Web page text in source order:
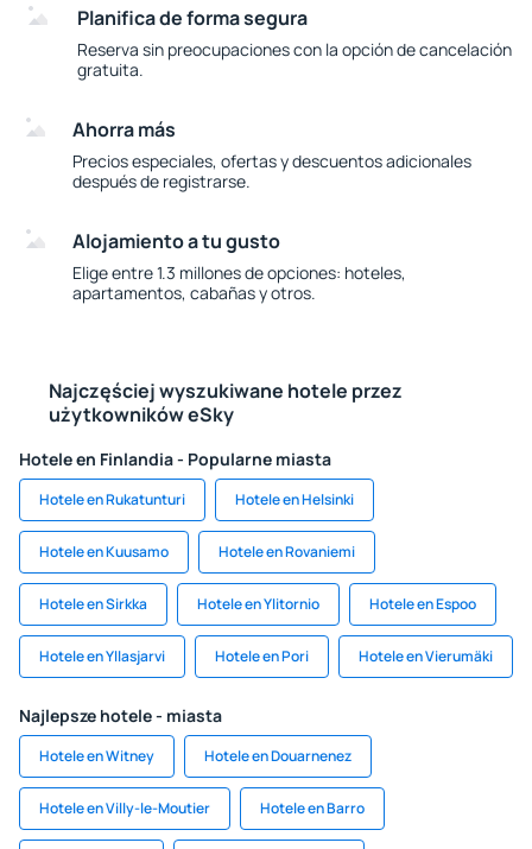
Planifica de forma segura
Reserva sin preocupaciones con la opción de cancelación
gratuita.
Ahorra más
Precios especiales, ofertas y descuentos adicionales
después de registrarse.
Alojamiento a tu gusto
Elige entre 1.3 millones de opciones: hoteles,
apartamentos, cabañas y otros.
Najczęściej wyszukiwane hotele przez
użytkowników eSky
Hotele en Finlandia - Popularne miasta
Hotele en Rukatunturi Hotele en Helsinki
Hotele en Kuusamo Hotele en Rovaniemi
Hotele en Sirkka Hotele en Ylitornio Hotele en Espoo
Hotele en Yllasjarvi Hotele en Pori Hotele en Vierumäki
Najlepsze hotele - miasta
Hotele en Witney Hotele en Douarnenez
Hotele en Villy-le-Moutier Hotele en Barro